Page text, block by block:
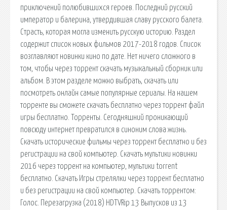
приключений полюбившихся героев. Последний русский
император и балерина, утвердившая славу русского балета.
Страсть, которая могла изменить русскую историю. Раздел
содержит список новых фильмов 2017-2018 годов. Список
возглавляют новинки кино по дате. Нет ничего сложного в
том, чтобы через торрент скачать музыкальный сборник или
альбом. В этом разделе можно выбрать, скачать или
посмотреть онлайн самые популярные сериалы. На нашем
торренте вы сможете скачать бесплатно через торрент файл
игры бесплатно. Торренты. Сегодняшний проникающий
повсюду интернет превратился в синоним слова жизнь.
Скачать исторические фильмы через торрент бесплатно и без
регистрации на свой компьютер. Скачать мультики новинки
2016 через торрент на компьютер, мультики torrent
бесплатно. Скачать Игры стрелялки через торрент бесплатно
и без регистрации на свой компьютер. Скачать торрентом:
Голос. Перезагрузка (2018) HDTVRip 13 Выпусков из 13